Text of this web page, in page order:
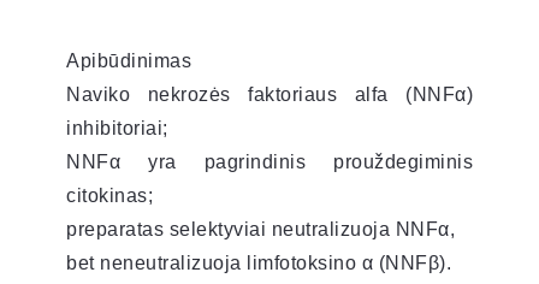
Apibūdinimas
Naviko nekrozės faktoriaus alfa (NNFα)
inhibitoriai;
NNFα yra pagrindinis prouždegiminis
citokinas;
preparatas selektyviai neutralizuoja NNFα,
bet neneutralizuoja limfotoksino α (NNFβ).